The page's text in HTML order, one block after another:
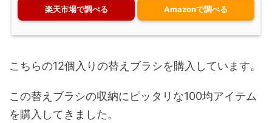
楽天市場で調べる Amazonで調べる
こちらの12個入りの替えブラシを購入しています。
この替えブラシの収納にピッタリな100均アイテム
を購入してきました。